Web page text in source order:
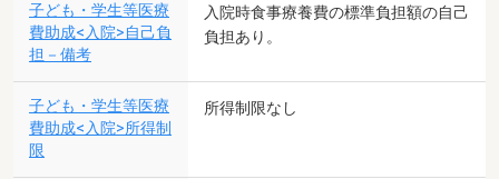
子ども・学生等医療
費助成<入院>自己負
担－備考
入院時食事療養費の標準負担額の自己
負担あり。
子ども・学生等医療
費助成<入院>所得制
限
所得制限なし